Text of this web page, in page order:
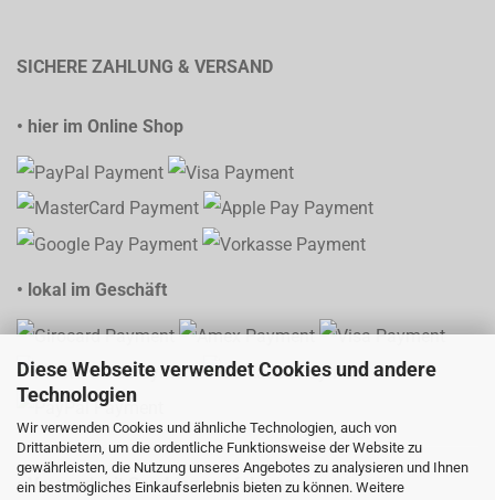
Diese Webseite verwendet Cookies und andere
Technologien
Wir verwenden Cookies und ähnliche Technologien, auch von
Drittanbietern, um die ordentliche Funktionsweise der Website zu
gewährleisten, die Nutzung unseres Angebotes zu analysieren und Ihnen
ein bestmögliches Einkaufserlebnis bieten zu können. Weitere
SICHERE ZAHLUNG & VERSAND
• hier im Online Shop
• lokal im Geschäft
• Versand mit Sendungsverfolgung